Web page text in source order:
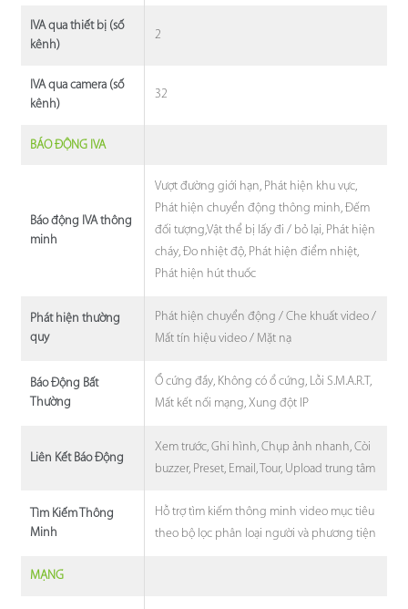
IVA qua thiết bị (số
kênh)
2
IVA qua camera (số
kênh)
32
BÁO ĐỘNG IVA
Báo động IVA thông
minh
Vượt đường giới hạn, Phát hiện khu vực,
Phát hiện chuyển động thông minh, Đếm
đối tượng,Vật thể bị lấy đi / bỏ lại, Phát hiện
cháy, Đo nhiệt độ, Phát hiện điểm nhiệt,
Phát hiện hút thuốc
Phát hiện thường
quy
Phát hiện chuyển động / Che khuất video /
Mất tín hiệu video / Mặt nạ
Báo Động Bất
Thường
Ổ cứng đầy, Không có ổ cứng, Lỗi S.M.A.R.T,
Mất kết nối mạng, Xung đột IP
Liên Kết Báo Động
Xem trước, Ghi hình, Chụp ảnh nhanh, Còi
buzzer, Preset, Email, Tour, Upload trung tâm
Tìm Kiếm Thông
Minh
Hỗ trợ tìm kiếm thông minh video mục tiêu
theo bộ lọc phân loại người và phương tiện
MẠNG